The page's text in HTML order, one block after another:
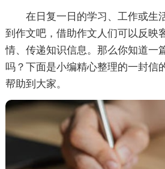
在日复一日的学习、工作或生
到作文吧，借助作文人们可以反映
情、传递知识信息。那么你知道一
吗？下面是小编精心整理的一封信
帮助到大家。